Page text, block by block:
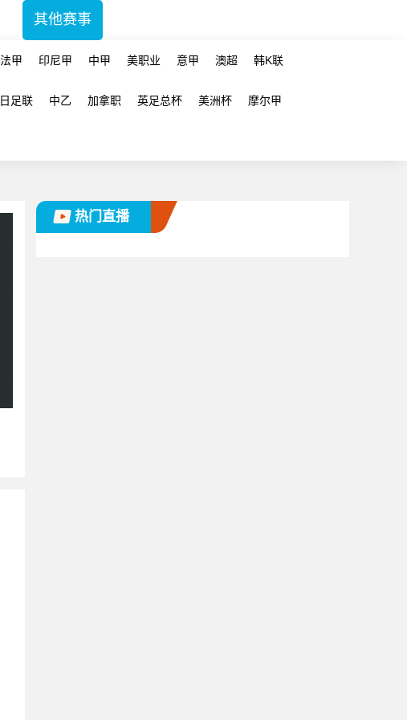
其他赛事
法甲 印尼甲 中甲 美职业 意甲 澳超 韩K联
日足联 中乙 加拿职 英足总杯 美洲杯 摩尔甲
热门直播